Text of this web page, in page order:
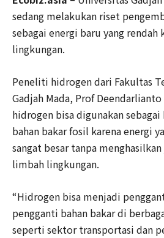
sedang melakukan riset
sebagai energi baru yang rendah
lingkungan.
Peneliti hidrogen dari Fakultas
Gadjah Mada, Prof
hidrogen bisa digunakan
bahan bakar fosil karena energi
sangat besar tanpa
limbah lingkungan.
“Hidrogen bisa menjadi
pengganti bahan bakar di
seperti sektor transportasi dan